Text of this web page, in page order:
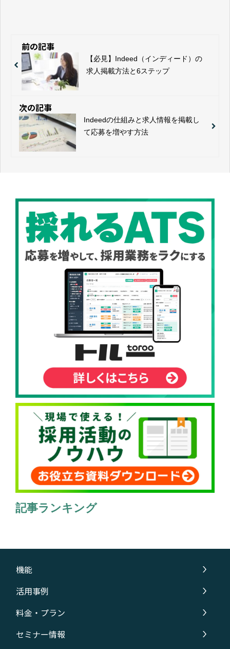
前の記事
【必見】Indeed（インディード）の
求人掲載方法と6ステップ
次の記事
Indeedの仕組みと求人情報を掲載し
て応募を増やす方法
記事ランキング
機能
活用事例
料金・プラン
セミナー情報